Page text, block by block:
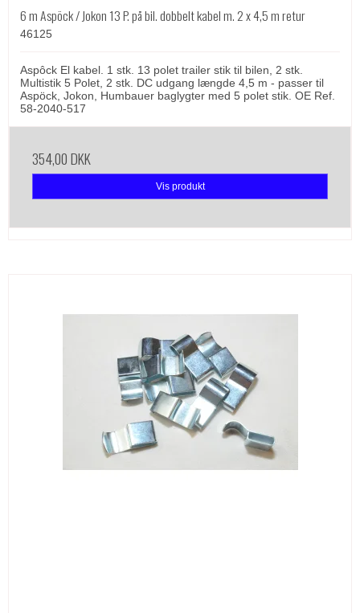
6 m Aspöck / Jokon 13 P. på bil. dobbelt kabel m. 2 x 4,5 m retur
46125
Aspôck El kabel. 1 stk. 13 polet trailer stik til bilen, 2 stk.
Multistik 5 Polet, 2 stk. DC udgang længde 4,5 m - passer til
Aspöck, Jokon, Humbauer baglygter med 5 polet stik. OE Ref.
58-2040-517
354,00 DKK
Vis produkt